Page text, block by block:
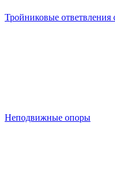
Тройниковые
Неподвижные опоры